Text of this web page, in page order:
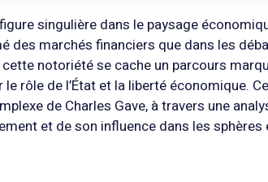
singulière dans le paysage
des marchés financiers que dans les
notoriété se cache un parcours
rôle de l’État et la liberté économique.
de Charles Gave, à travers une
et de son influence dans les